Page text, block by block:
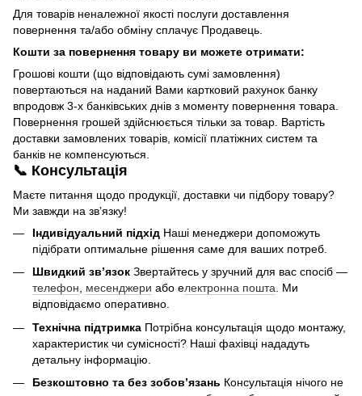
Для товарів неналежної якості послуги доставлення
повернення та/або обміну сплачує Продавець.
Кошти за повернення товару ви можете отримати:
Грошові кошти (що відповідають сумі замовлення)
повертаються на наданий Вами картковий рахунок банку
впродовж 3-х банківських днів з моменту повернення товара.
Повернення грошей здійснюється тільки за товар. Вартість
доставки замовлених товарів, комісії платіжних систем та
банків не компенсуються.
📞 Консультація
Маєте питання щодо продукції, доставки чи підбору товару?
Ми завжди на зв’язку!
Індивідуальний підхід Наші менеджери допоможуть
підібрати оптимальне рішення саме для ваших потреб.
Швидкий зв’язок Звертайтесь у зручний для вас спосіб —
телефон, месенджери або електронна пошта. Ми
відповідаємо оперативно.
Технічна підтримка Потрібна консультація щодо монтажу,
характеристик чи сумісності? Наші фахівці нададуть
детальну інформацію.
Безкоштовно та без зобов’язань Консультація нічого не